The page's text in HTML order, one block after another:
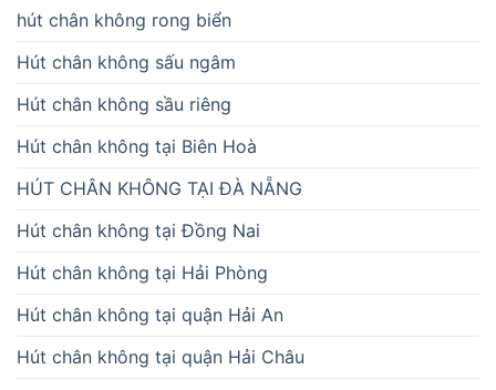
hút chân không rong biển
Hút chân không sấu ngâm
Hút chân không sầu riêng
Hút chân không tại Biên Hoà
HÚT CHÂN KHÔNG TẠI ĐÀ NẴNG
Hút chân không tại Đồng Nai
Hút chân không tại Hải Phòng
Hút chân không tại quận Hải An
Hút chân không tại quận Hải Châu